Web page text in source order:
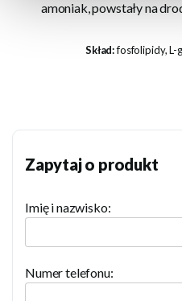
amoniak, powstały na
Skład:fosfolipidy, L-
Zapytaj o produkt
Imię i nazwisko:
Numer telefonu: